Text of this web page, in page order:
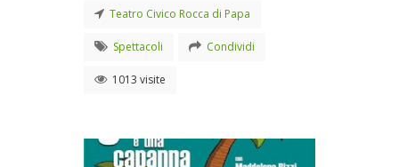
Teatro Civico Rocca di Papa
Spettacoli Condividi
1013 visite